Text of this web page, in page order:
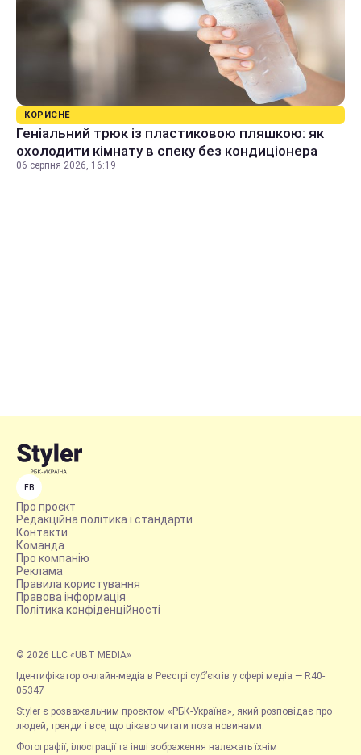
КОРИСНЕ
Геніальний трюк із пластиковою пляшкою: як
охолодити кімнату в спеку без кондиціонера
06 серпня 2026, 16:19
FB
Про проєкт
Редакційна політика і стандарти
Контакти
Команда
Про компанію
Реклама
Правила користування
Правова інформація
Політика конфіденційності
© 2026 LLC «UBT MEDIA»
Ідентифікатор онлайн-медіа в Реєстрі суб’єктів у сфері медіа — R40-
05347
Styler є розважальним проєктом «РБК-Україна», який розповідає про
людей, тренди і все, що цікаво читати поза новинами.
Фотографії, ілюстрації та інші зображення належать їхнім